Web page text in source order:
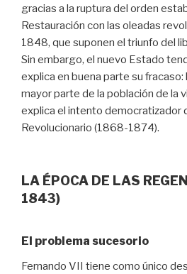
gracias a la ruptura del orden
Restauración con las oleadas
1848, que suponen el triunfo del
Sin embargo, el nuevo Estado
explica en buena parte su fracaso:
mayor parte de la población de la
explica el intento democratizador
Revolucionario (1868-1874).
LA ÉPOCA DE LAS
1843)
El problema sucesorio
Fernando VII tiene como único